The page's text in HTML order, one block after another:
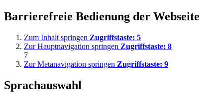
Barrierefreie Bedienung der Webseite
Zum Inhalt springen Zugriffstaste: 5
Zur Hauptnavigation springen Zugriffstaste: 8
7
Zur Metanavigation springen Zugriffstaste: 9
Sprachauswahl